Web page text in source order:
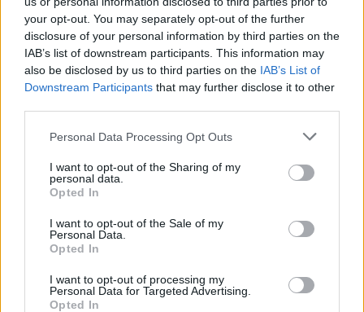
your opt-out. You may separately opt-out of the further
disclosure of your personal information by third parties on the
IAB’s list of downstream participants. This information may
also be disclosed by us to third parties on the IAB’s List of
Downstream Participants that may further disclose it to other
Personal Data Processing Opt Outs
I want to opt-out of the Sharing of my
personal data.
Opted In
I want to opt-out of the Sale of my
Personal Data.
Opted In
I want to opt-out of processing my
Personal Data for Targeted Advertising.
Opted In
Η EnEarth σε καταρχήν συμφωνία με
την Heidelberg Materials για να
αναλάβει τη χερσαία αποθήκευση
CO2 σε μονάδα παραγωγής
τσιμέντου στη Βουλγαρία
ΑΠΟΘΗΚΕΥΣΗ
09/12/2025 - 15:35